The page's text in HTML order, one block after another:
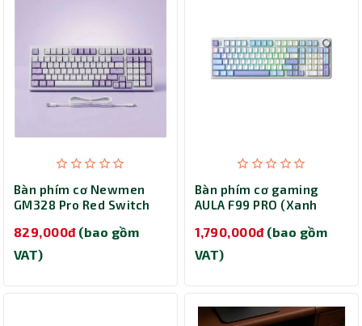
Bàn phím cơ Newmen
GM328 Pro Red Switch
829,000đ (bao gồm
VAT)
Bàn phím cơ gaming
AULA F99 PRO (Xanh
Grey Wood V3 Switch)
1,790,000đ (bao gồm
VAT)